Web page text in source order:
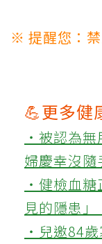
※ 提醒您：
💪更多健
‧被認為無
婦慶幸沒
‧健檢血糖
見的隱患
‧兒邀84